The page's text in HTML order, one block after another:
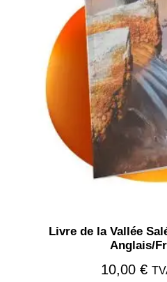
Livre de la Vallée
Anglais/
10,00 €